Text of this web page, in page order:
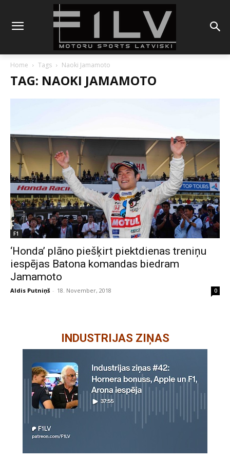
Home Tags Naoki Jamamoto
TAG: NAOKI JAMAMOTO
F1
‘Honda’ plāno piešķirt piektdienas treniņu
iespējas Batona komandas biedram
Jamamoto
Aldis Putniņš - 18. November, 2018 0
INDUSTRIJAS ZIŅAS